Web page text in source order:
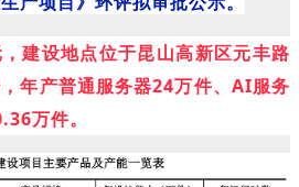
建设地点位于昆山高新区元丰路
年产普通服务器24万件、AI服务
万件。